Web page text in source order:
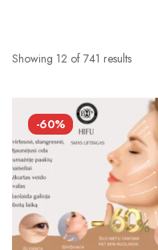
Showing 12 of 741 results
-60%